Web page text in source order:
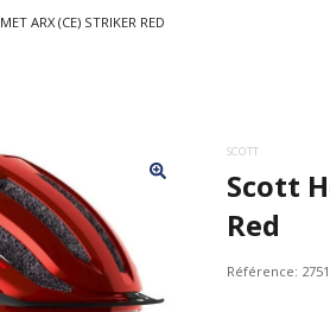
ARX (CE) STRIKER RED
SCOTT
Scott
Red
Référence: